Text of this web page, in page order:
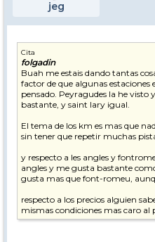
jeg
Cita
folgadin
Buah me estais dando tantas
factor de que algunas estaciones
pensado. Peyragudes la he visto
bastante, y saint lary igual.
El tema de los km es mas que
sin tener que repetir muchas
y respecto a les angles y
angles y me gusta bastante
gusta mas que font-romeu,
respecto a los precios alguien
mismas condiciones mas caro al